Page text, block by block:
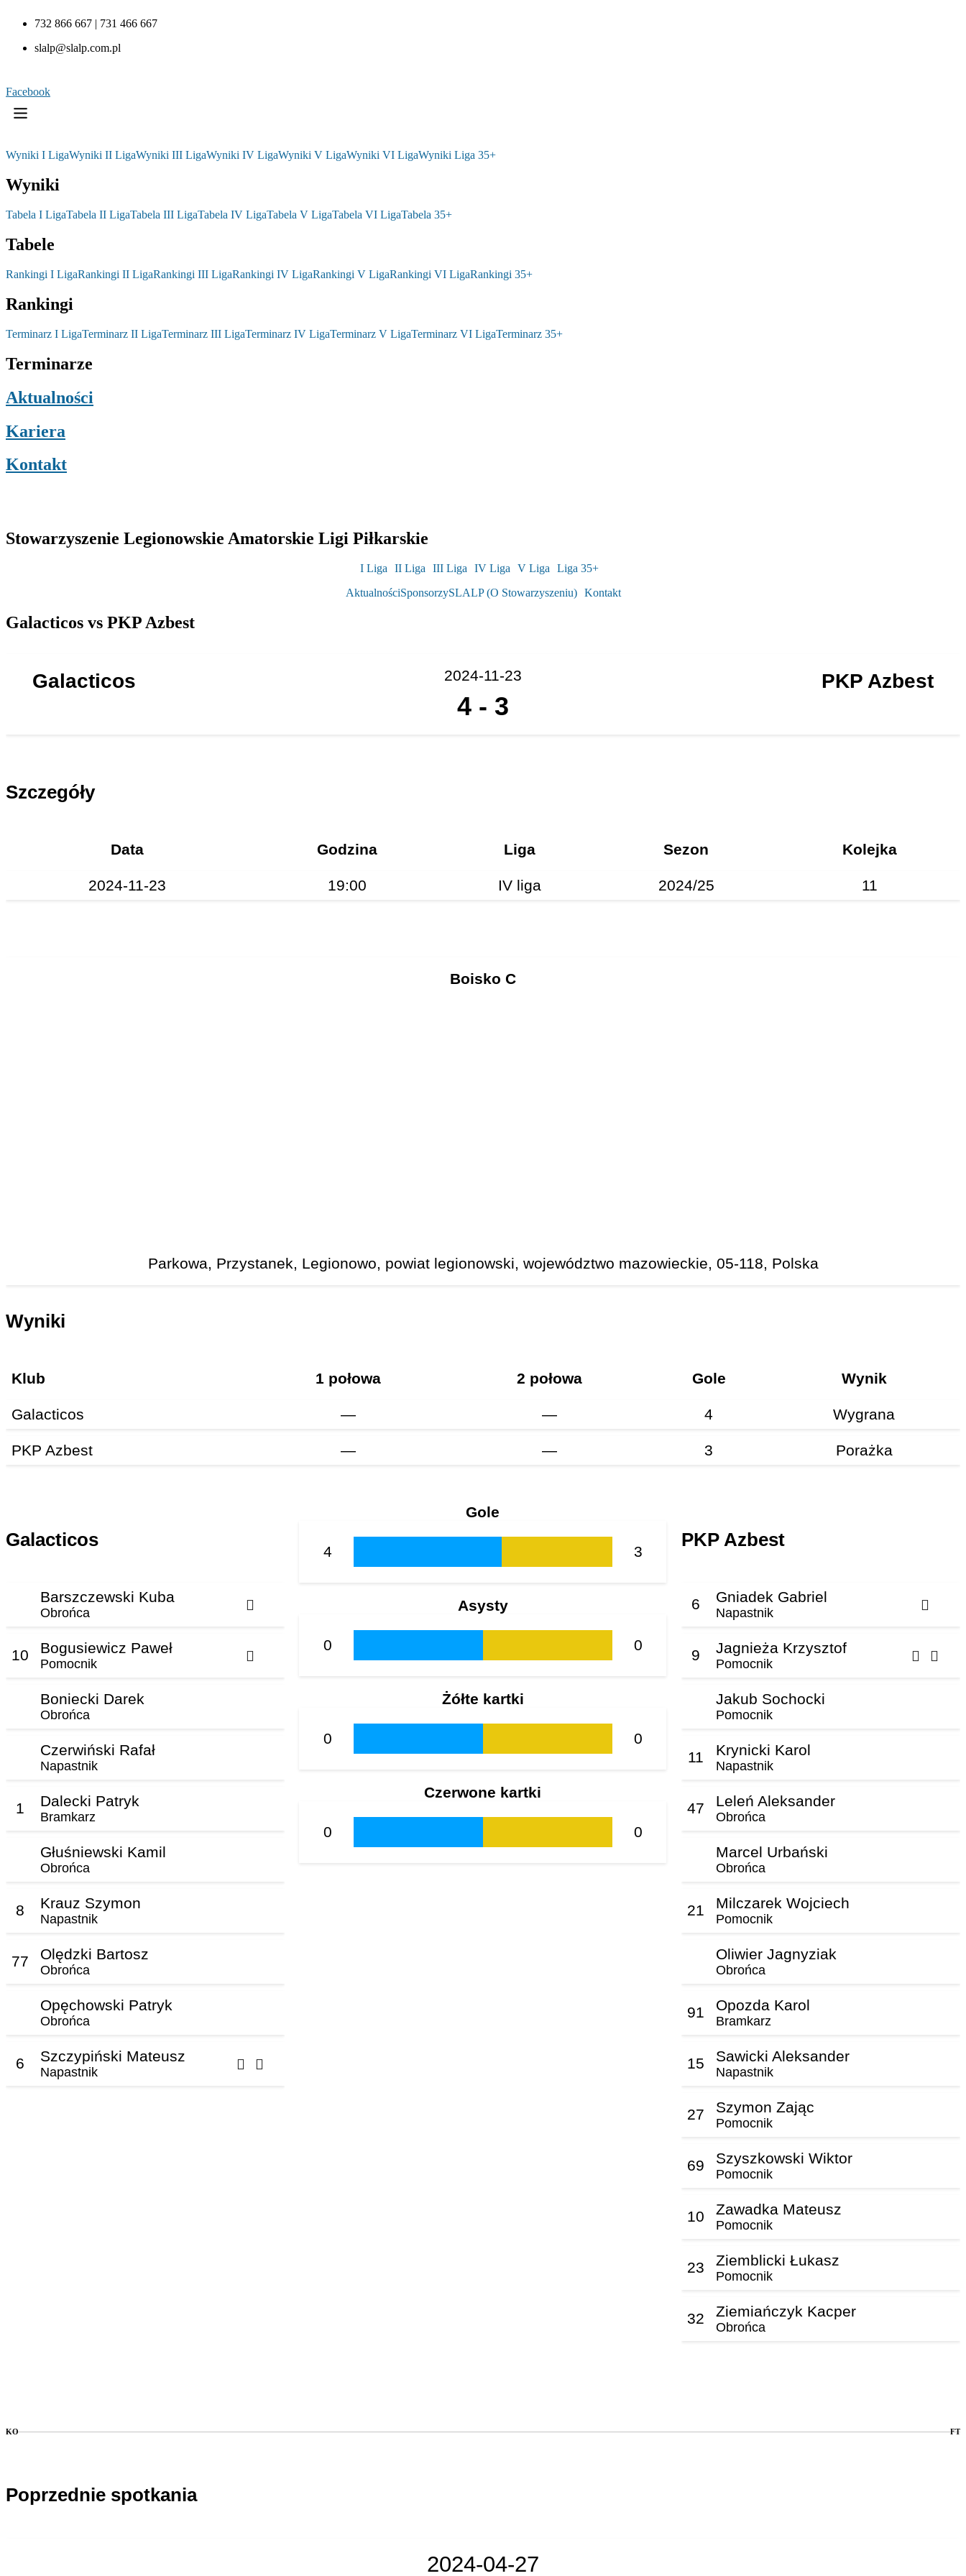
732 866 667 | 731 466 667
slalp@slalp.com.pl
Facebook
Wyniki I LigaWyniki II LigaWyniki III LigaWyniki IV LigaWyniki V LigaWyniki VI LigaWyniki Liga 35+
Wyniki
Tabela I LigaTabela II LigaTabela III LigaTabela IV LigaTabela V LigaTabela VI LigaTabela 35+
Tabele
Rankingi I LigaRankingi II LigaRankingi III LigaRankingi IV LigaRankingi V LigaRankingi VI LigaRankingi 35+
Rankingi
Terminarz I LigaTerminarz II LigaTerminarz III LigaTerminarz IV LigaTerminarz V LigaTerminarz VI LigaTerminarz 35+
Terminarze
Aktualności
Kariera
Kontakt
Stowarzyszenie Legionowskie Amatorskie Ligi Piłkarskie
I Liga II Liga III Liga IV Liga V Liga
Liga 35+
AktualnościSponsorzySLALP (O Stowarzyszeniu) Kontakt
Galacticos vs PKP Azbest
Galacticos PKP Azbest
2024-11-23
4 - 3
Szczegóły
Data Godzina Liga Sezon Kolejka
2024-11-23 19:00 IV liga 2024/25 11
Boisko C
Parkowa, Przystanek, Legionowo, powiat legionowski, województwo mazowieckie, 05-118, Polska
Wyniki
Klub 1 połowa 2 połowa Gole Wynik
Galacticos — — 4 Wygrana
PKP Azbest — — 3 Porażka
Galacticos
Barszczewski Kuba
Obrońca
10 Bogusiewicz Paweł
Pomocnik
Boniecki Darek
Obrońca
Czerwiński Rafał
Napastnik
1 Dalecki Patryk
Bramkarz
Głuśniewski Kamil
Obrońca
8 Krauz Szymon
Napastnik
77 Olędzki Bartosz
Obrońca
Opęchowski Patryk
Obrońca
6 Szczypiński Mateusz
Napastnik
PKP Azbest
6 Gniadek Gabriel
Napastnik
9 Jagnieża Krzysztof
Pomocnik
Jakub Sochocki
Pomocnik
11 Krynicki Karol
Napastnik
47 Leleń Aleksander
Obrońca
Marcel Urbański
Obrońca
21 Milczarek Wojciech
Pomocnik
Oliwier Jagnyziak
Obrońca
91 Opozda Karol
Bramkarz
15 Sawicki Aleksander
Napastnik
27 Szymon Zając
Pomocnik
69 Szyszkowski Wiktor
Pomocnik
10 Zawadka Mateusz
Pomocnik
23 Ziemblicki Łukasz
Pomocnik
32 Ziemiańczyk Kacper
Obrońca
Gole
4 3
Asysty
0 0
Żółte kartki
0 0
Czerwone kartki
0 0
KO FT
Poprzednie spotkania
2024-04-27